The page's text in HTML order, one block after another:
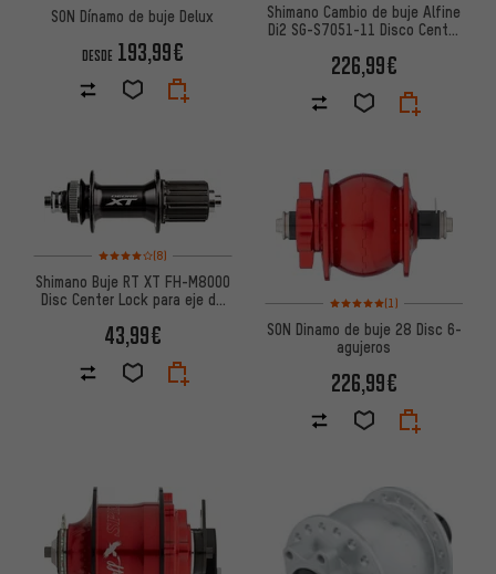
SON Dínamo de buje Delux
DESDE 193,99€
Shimano Cambio de buje Alfine
Di2 SG-S7051-11 Disco Center
226,99€
Valoración media: 4 de 5 basada en 8 reseñas
(8)
Shimano Buje RT XT FH-M8000
Disc Center Lock para eje de
43,99€
Valoración media: 5 de 5
(1)
SON Dinamo de buje 28 Disc 6-
agujeros
226,99€